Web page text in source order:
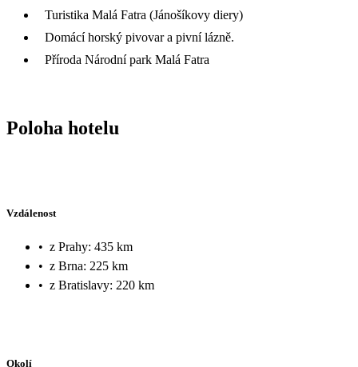
Turistika Malá Fatra (Jánošíkovy diery)
Domácí horský pivovar a pivní lázně.
Příroda Národní park Malá Fatra
Poloha hotelu
Vzdálenost
• z Prahy: 435 km
• z Brna: 225 km
• z Bratislavy: 220 km
Okolí